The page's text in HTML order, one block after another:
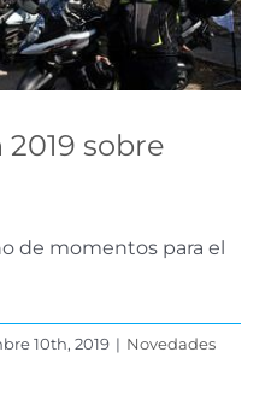
Viajeros
sobre
de momentos para el
10th, 2019 | Novedades